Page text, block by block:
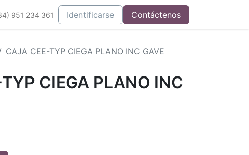
Integrados
951 234 361 Identificarse Contáctenos
CAJA CEE-TYP CIEGA PLANO INC GAVE
CIEGA PLANO INC